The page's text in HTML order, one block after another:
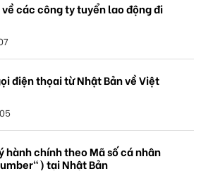
về các công ty tuyển lao động đi
điện thọai từ Nhật Bản về Việt
hành chính theo Mã số cá nhân
tại Nhật Bản